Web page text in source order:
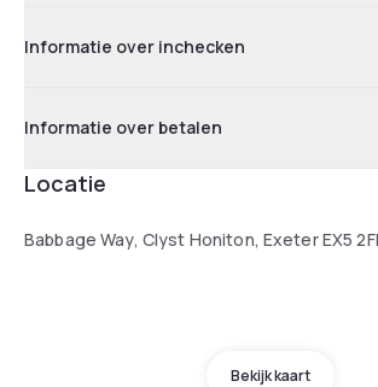
Informatie over inchecken
Informatie over betalen
Locatie
Babbage Way, Clyst Honiton, Exeter EX5
Bekijk kaart